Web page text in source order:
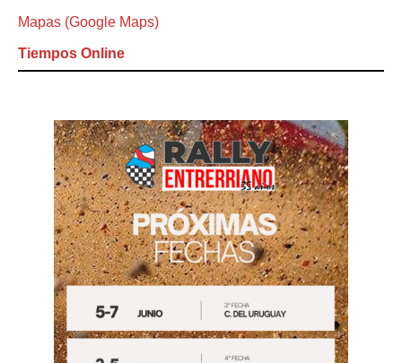
Mapas (Google Maps)
Tiempos Online